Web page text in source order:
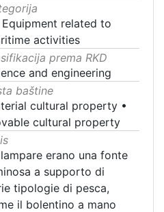
related to
activities
prema RKD
and engineering
baštine
cultural property •
cultural property
erano una fonte
a supporto di
tipologie di pesca,
il bolentino a mano